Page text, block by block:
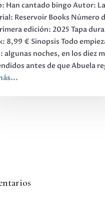
Han cantado bingo Autor:
Reservoir Books Número
edición: 2025 Tapa
8,99 € Sinopsis Todo
algunas noches, en los diez
antes de que Abuela